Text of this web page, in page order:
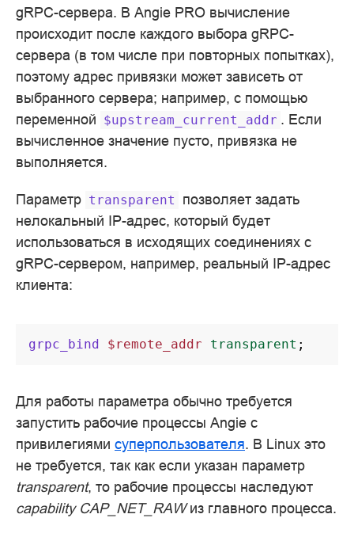
gRPC-сервера. В Angie PRO вычисление
происходит после каждого выбора gRPC-
сервера (в том числе при повторных попытках),
поэтому адрес привязки может зависеть от
выбранного сервера; например, с помощью
переменной $upstream_current_addr . Если
вычисленное значение пусто, привязка не
выполняется.
Параметр transparent
позволяет задать
нелокальный IP-aдрес, который будет
использоваться в исходящих соединениях с
gRPC-сервером, например, реальный IP-адрес
клиента:
grpc_bind $remote_addr transparent ;
Для работы параметра обычно требуется
запустить рабочие процессы Angie с
привилегиями суперпользователя. В Linux это
не требуется, так как если указан параметр
transparent, то рабочие процессы наследуют
capability CAP_NET_RAWиз главного процесса.